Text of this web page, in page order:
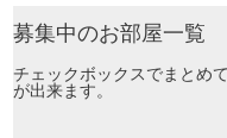
募集中のお部屋一覧
チェックボックスでまとめ
が出来ます。